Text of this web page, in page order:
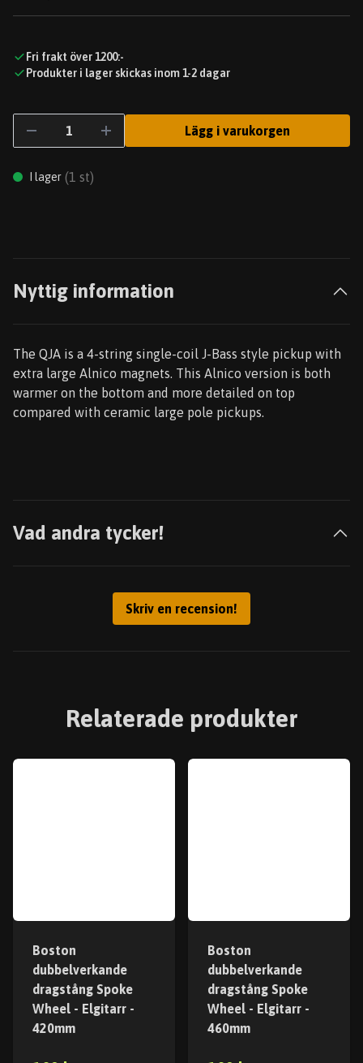
Fri frakt över 1200:-
Produkter i lager skickas inom 1-2 dagar
Lägg i varukorgen
I lager (1 st)
Nyttig information
The QJA is a 4-string single-coil J-Bass style pickup with
extra large Alnico magnets. This Alnico version is both
warmer on the bottom and more detailed on top
compared with ceramic large pole pickups.
Vad andra tycker!
Skriv en recension!
Relaterade produkter
Boston
dubbelverkande
dragstång Spoke
Wheel - Elgitarr -
420mm
Boston
dubbelverkande
dragstång Spoke
Wheel - Elgitarr -
460mm